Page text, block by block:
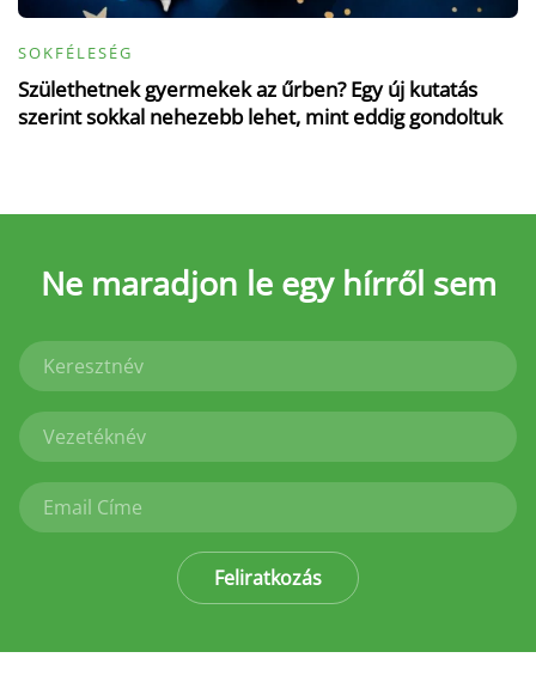
SOKFÉLESÉG
Születhetnek gyermekek az űrben? Egy új kutatás
szerint sokkal nehezebb lehet, mint eddig gondoltuk
Ne maradjon le egy hírről sem
Feliratkozás